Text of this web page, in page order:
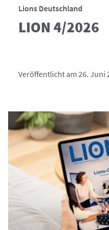
Lions Deutschland
LION 4/2026
Veröffentlicht am 26. Juni